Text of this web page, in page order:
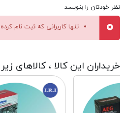
نظر خودتان را بنویسد
تنها کاربرانی که ثبت نام
خریداران این کالا ، کالاهای